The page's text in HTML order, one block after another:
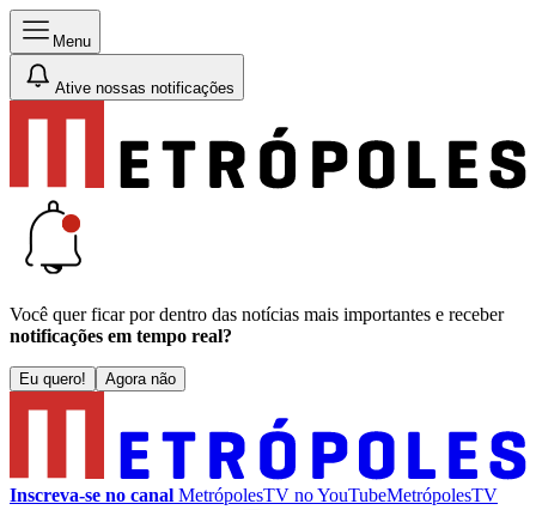
Menu
Ative nossas notificações
Você quer ficar por dentro das notícias mais importantes e receber
notificações em tempo real?
Eu quero! Agora não
Inscreva-se no canal MetrópolesTV noYouTubeMetrópolesTV